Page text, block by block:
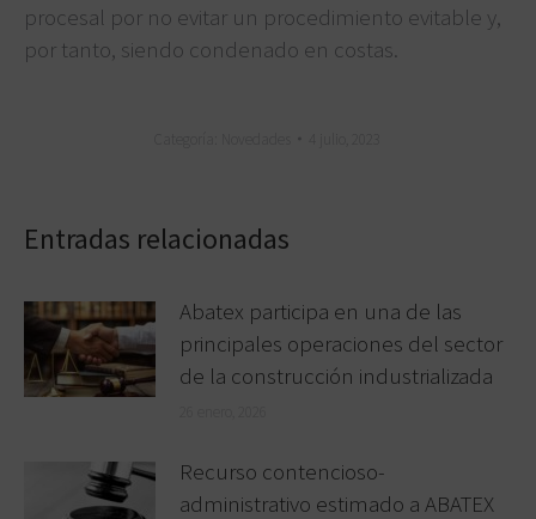
procesal por no evitar un procedimiento evitable y,
por tanto, siendo condenado en costas.
Entradas relacionadas
Abatex participa en una de las
principales operaciones del sector
de la construcción industrializada
Recurso contencioso-
administrativo estimado a ABATEX